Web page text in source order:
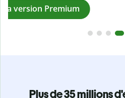
Passez à la
Plus de 35 millions